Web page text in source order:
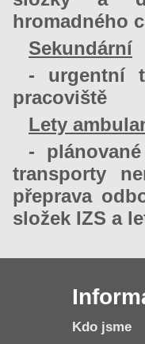
hromadného
Sekundární
- urgentní
pracoviště
Lety
-
transporty
přeprava
složek IZS a
Kdo jsme